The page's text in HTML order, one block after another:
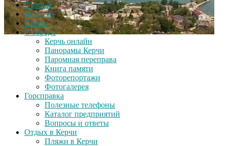
Главная
Новости
Статьи
О городе
Керчь онлайн
Панорамы Керчи
Паромная переправа
Книга памяти
Фоторепортажи
Фотогалерея
Горсправка
Полезные телефоны
Каталог предприятий
Вопросы и ответы
Отдых в Керчи
Пляжи в Керчи